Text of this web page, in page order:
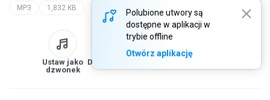
Polubione utwory są
dostępne w aplikacji w
trybie offline
Otwórz aplikację
MP3 1,832 KB
Ustaw jako
dzwonek
Do biblioteki